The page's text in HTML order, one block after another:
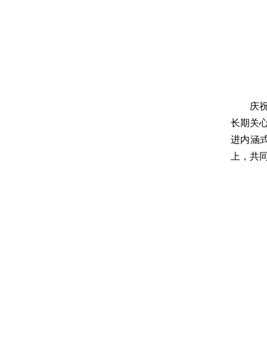
庆
长期关
进内涵
上，共